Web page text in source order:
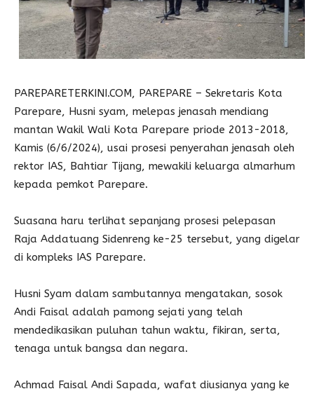
PAREPARETERKINI.COM, PAREPARE – Sekretaris Kota
Parepare, Husni syam, melepas jenasah mendiang
mantan Wakil Wali Kota Parepare priode 2013-2018,
Kamis (6/6/2024), usai prosesi penyerahan jenasah oleh
rektor IAS, Bahtiar Tijang, mewakili keluarga almarhum
kepada pemkot Parepare.
Suasana haru terlihat sepanjang prosesi pelepasan
Raja Addatuang Sidenreng ke-25 tersebut, yang digelar
di kompleks IAS Parepare.
Husni Syam dalam sambutannya mengatakan, sosok
Andi Faisal adalah pamong sejati yang telah
mendedikasikan puluhan tahun waktu, fikiran, serta,
tenaga untuk bangsa dan negara.
Achmad Faisal Andi Sapada, wafat diusianya yang ke